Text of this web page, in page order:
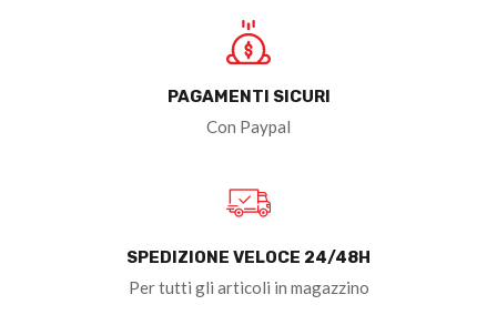
PAGAMENTI SICURI
Con Paypal
SPEDIZIONE VELOCE 24/48H
Per tutti gli articoli in magazzino